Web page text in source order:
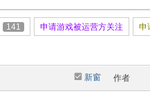
141 申请游戏被运营方关注 申
新窗 作者